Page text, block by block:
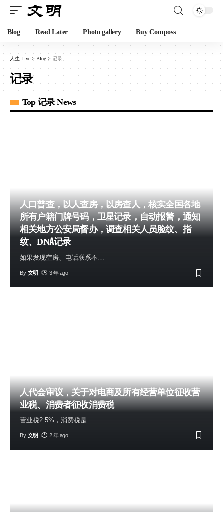
Blog Read Later Photo gallery Buy Composs
人生 Live > Blog > 记录
记录
Top 记录 News
人口普查，以人查房，以房查人，核实全国各地
所有户籍门牌号码，卫星记录，自动报警，通知
相关地方公安局督办，调查相关人员脸纹、指
纹、DNA记录
如果发现空房、电话联系不…
By 文明 3 年 ago
人代会审议，关于对电商及所有经营单位征收营
业税、消费者征收消费税
营业税2.5%，消费税是…
By 文明 2 年 ago